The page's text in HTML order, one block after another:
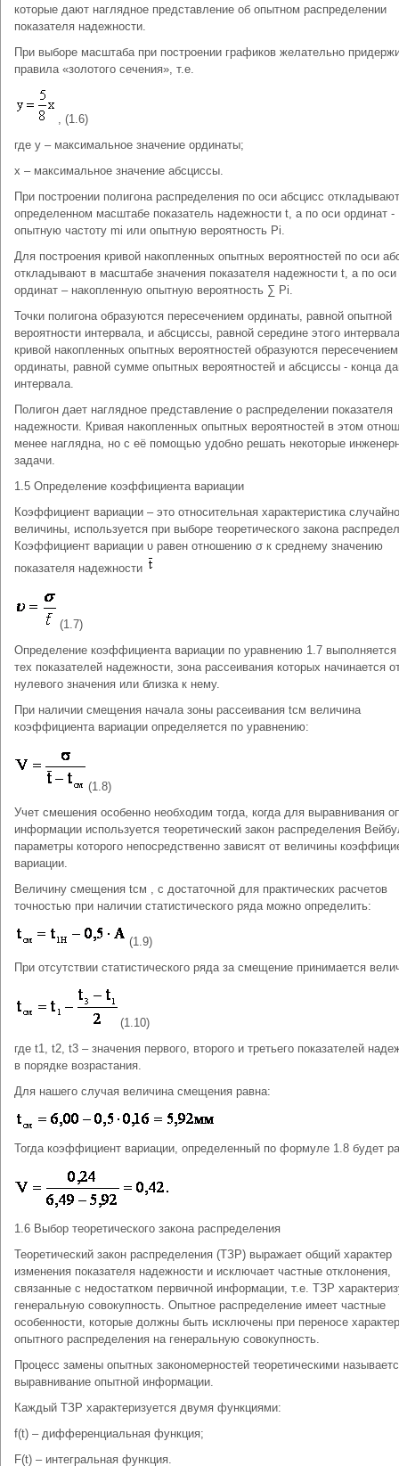
которые дают наглядное представление об опытном распределении
показателя надежности.
При выборе масштаба при построении графиков желательно
правила «золотого сечения», т.е.
, (1.6)
где y – максимальное значение ординаты;
x – максимальное значение абсциссы.
При построении полигона распределения по оси абсцисс
определенном масштабе показатель надежности t, а по оси ординат -
опытную частоту mi или опытную вероятность Pi.
Для построения кривой накопленных опытных вероятностей по оси
откладывают в масштабе значения показателя надежности t, а по оси
ординат – накопленную опытную вероятность ∑ Pi.
Точки полигона образуются пересечением ординаты, равной опытной
вероятности интервала, и абсциссы, равной середине этого
кривой накопленных опытных вероятностей образуются пересечением
ординаты, равной сумме опытных вероятностей и абсциссы - конца
интервала.
Полигон дает наглядное представление о распределении показателя
надежности. Кривая накопленных опытных вероятностей в этом
менее наглядна, но с её помощью удобно решать некоторые
задачи.
1.5 Определение коэффициента вариации
Коэффициент вариации – это относительная характеристика
величины, используется при выборе теоретического закона
Коэффициент вариации υ равен отношению σ к среднему значению
показателя надежности
(1.7)
Определение коэффициента вариации по уравнению 1.7
тех показателей надежности, зона рассеивания которых начинается
нулевого значения или близка к нему.
При наличии смещения начала зоны рассеивания tсм величина
коэффициента вариации определяется по уравнению:
(1.8)
Учет смешения особенно необходим тогда, когда для выравнивания
информации используется теоретический закон распределения
параметры которого непосредственно зависят от величины
вариации.
Величину смещения tсм , с достаточной для практических расчетов
точностью при наличии статистического ряда можно определить:
(1.9)
При отсутствии статистического ряда за смещение принимается
(1.10)
где t1, t2, t3 – значения первого, второго и третьего показателей
в порядке возрастания.
Для нашего случая величина смещения равна:
Тогда коэффициент вариации, определенный по формуле 1.8 будет
1.6 Выбор теоретического закона распределения
Теоретический закон распределения (ТЗР) выражает общий характер
изменения показателя надежности и исключает частные отклонения,
связанные с недостатком первичной информации, т.е. ТЗР
генеральную совокупность. Опытное распределение имеет частные
особенности, которые должны быть исключены при переносе
опытного распределения на генеральную совокупность.
Процесс замены опытных закономерностей теоретическими
выравнивание опытной информации.
Каждый ТЗР характеризуется двумя функциями:
f(t) – дифференциальная функция;
F(t) – интегральная функция.